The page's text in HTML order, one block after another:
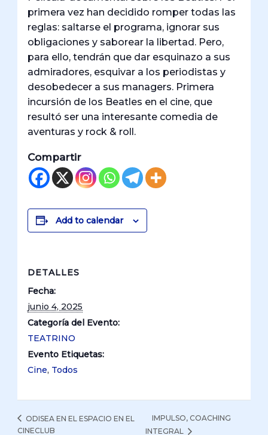
primera vez han decidido romper todas las
reglas: saltarse el programa, ignorar sus
obligaciones y saborear la libertad. Pero,
para ello, tendrán que dar esquinazo a sus
admiradores, esquivar a los periodistas y
desobedecer a sus managers. Primera
incursión de los Beatles en el cine, que
resultó ser una interesante comedia de
aventuras y rock & roll.
Compartir
Add to calendar
DETALLES
Fecha:
junio 4, 2025
Categoría del Evento:
TEATRINO
Evento Etiquetas:
Cine, Todos
ODISEA EN EL ESPACIO EN EL
CINECLUB
IMPULSO, COACHING
INTEGRAL